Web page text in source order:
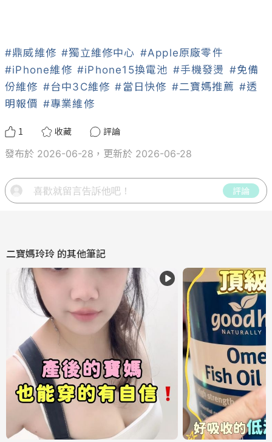
#鼎威維修 #獨立維修中心 #Apple原廠零件
#iPhone維修 #iPhone15換電池 #手機發燙 #免備
份維修 #台中3C維修 #當日快修 #二寶媽推薦 #透
明報價 #專業維修
1 收藏
評論
發布於 2026-06-28，更新於 2026-06-28
評論
二寶媽玲玲 的其他筆記